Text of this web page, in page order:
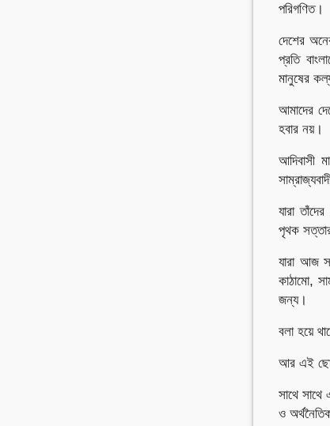
পরিগণিত।
দেশের
প্রতি
মানুষের
আমাদের
হবার নয়।
আদিবাসী
যারা
পৃথক
যারা আজ
কাঠামো,
জন্য।
বলা হয়ে
আর এই ছোট
সাথে সাথে
ও